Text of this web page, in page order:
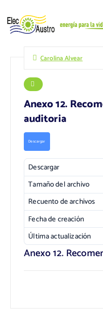
Carolina Alvear
Anexo 12.
auditoria
Descargar
Descargar
Tamaño del archivo
Recuento de archivos
Fecha de creación
Última actualización
Anexo 12.